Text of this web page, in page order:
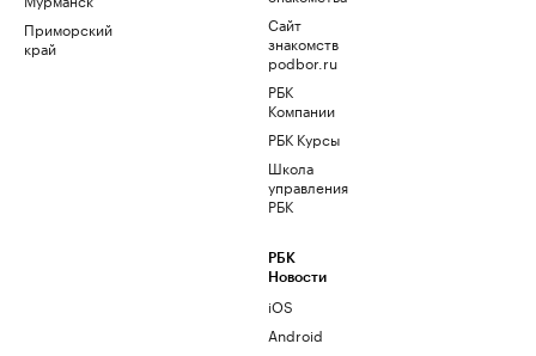
Приморский
край
Сайт
знакомств
podbor.ru
РБК
Компании
РБК Курсы
Школа
управления
РБК
РБК
Новости
iOS
Android